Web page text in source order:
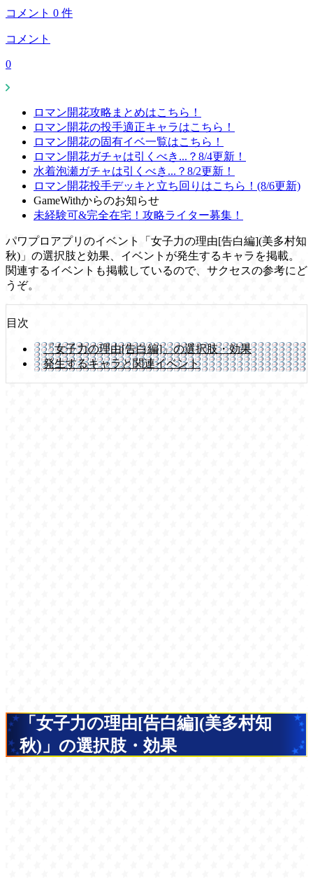
コメント 0 件
コメント
0
ロマン開花攻略まとめはこちら！
ロマン開花の投手適正キャラはこちら！
ロマン開花の固有イベ一覧はこちら！
ロマン開花ガチャは引くべき...？8/4更新！
水着泡瀬ガチャは引くべき...？8/2更新！
ロマン開花投手デッキと立ち回りはこちら！(8/6更新)
GameWithからのお知らせ
未経験可&完全在宅！攻略ライター募集！
パワプロアプリのイベント「女子力の理由[告白編](美多村知
秋)」の選択肢と効果、イベントが発生するキャラを掲載。
関連するイベントも掲載しているので、サクセスの参考にど
うぞ。
目次
「女子力の理由[告白編]」の選択肢・効果
発生するキャラと関連イベント
「女子力の理由[告白編](美多村知
秋)」の選択肢・効果